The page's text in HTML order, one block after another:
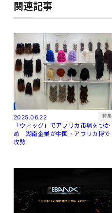
関連記事
2025.06.22 特集
「ウィッグ」でアフリカ市場をつか
め 湖南企業が中国・アフリカ博で
攻勢